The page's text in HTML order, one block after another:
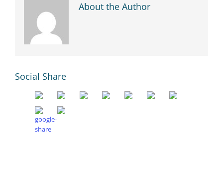
About the Author
Social Share